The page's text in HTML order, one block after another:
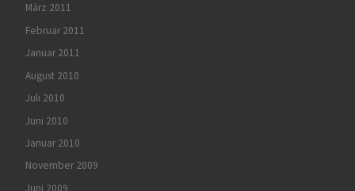
März 2011
Februar 2011
Januar 2011
August 2010
Juli 2010
Juni 2010
Januar 2010
November 2009
Juni 2009